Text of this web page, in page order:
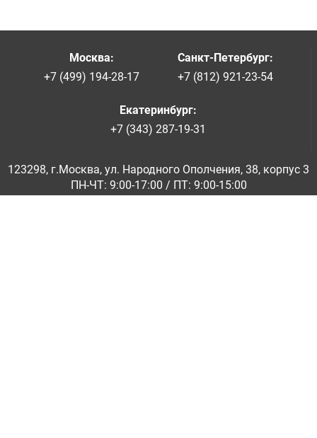
Москва:
+7 (499) 194-28-17
Санкт-Петербург:
+7 (812) 921-23-54
Екатеринбург:
+7 (343) 287-19-31
123298, г.Москва, ул. Народного Ополчения, 38, корпус 3
ПН-ЧТ: 9:00-17:00 / ПТ: 9:00-15:00